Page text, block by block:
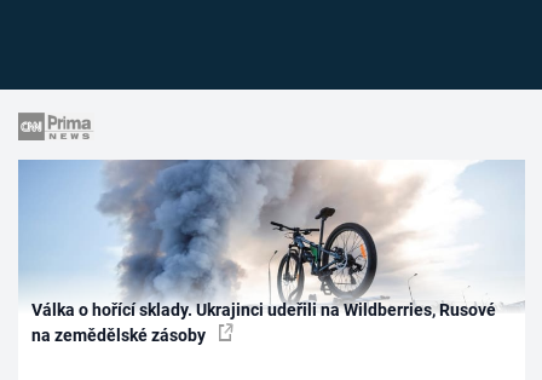
Válka o hořící sklady. Ukrajinci udeřili na Wildberries, Rusové
na zemědělské zásoby